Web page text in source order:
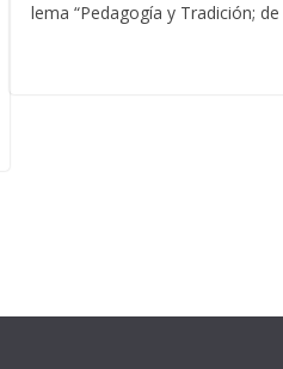
lema “Pedagogía y Tradición;